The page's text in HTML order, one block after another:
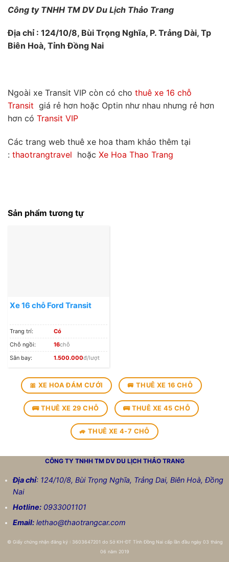
Công ty TNHH TM DV Du Lịch Thảo Trang
Địa chỉ : 124/10/8, Bùi Trọng Nghĩa, P. Trảng Dài, Tp
Biên Hoà, Tỉnh Đồng Nai
Ngoài xe Transit VIP còn có cho thuê xe 16 chỗ
Transit giá rẻ hơn hoặc Optin như nhau nhưng rẻ hơn
hơn có Transit VIP
Các trang web thuê xe hoa tham khảo thêm tại
: thaotrangtravel hoặc Xe Hoa Thao Trang
Sản phẩm tương tự
Xe 16 chỗ Ford Transit
Trang trí:
Có
Chỗ ngồi:
16chỗ
Sân bay:
1.500.000đ/lượt
🎀 XE HOA ĐÁM CƯỚI 🚐 THUÊ XE 16 CHỖ
🚌 THUÊ XE 29 CHỖ 🚌 THUÊ XE 45 CHỖ
🚙 THUÊ XE 4-7 CHỖ
CÔNG TY TNHH TM DV DU LỊCH THẢO TRANG
Địa chỉ: 124/10/8, Bùi Trọng Nghĩa, Trảng Dai, Biên Hoà, Đồng
Nai
Hotline: 0933001101
Email: lethao@thaotrangcar.com
©Giấy chứng nhận đăng ký : 3603647201 do Sở KH-ĐT Tỉnh Đồng Nai cấp lần đầu ngày 03 tháng
06 năm 2019